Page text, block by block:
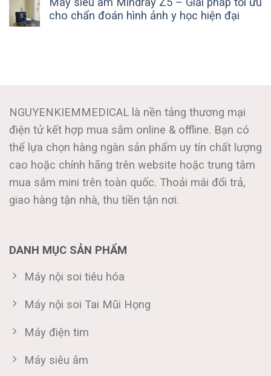
cho chẩn đoán hình ảnh y học hiện đại
NGUYENKIEMMEDICAL là nền tảng thương mại
điện tử kết hợp mua sắm online & offline. Bạn có
thể lựa chọn hàng ngàn sản phẩm uy tín chất lượng
cao hoặc chính hãng trên website hoặc trung tâm
mua sắm mini trên toàn quốc. Thoải mái đổi trả,
giao hàng tận nhà, thu tiền tận nơi.
DANH MỤC SẢN PHẨM
Máy nội soi tiêu hóa
Máy nội soi Tai Mũi Họng
Máy điện tim
Máy siêu âm